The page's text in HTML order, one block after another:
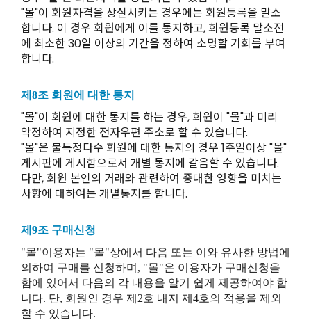
"몰"이 회원자격을 상실시키는 경우에는 회원등록을 말소
합니다. 이 경우 회원에게 이를 통지하고, 회원등록 말소전
에 최소한 30일 이상의 기간을 정하여 소명할 기회를 부여
합니다.
제8조 회원에 대한 통지
"몰"이 회원에 대한 통지를 하는 경우, 회원이 "몰"과 미리
약정하여 지정한 전자우편 주소로 할 수 있습니다.
"몰"은 불특정다수 회원에 대한 통지의 경우 1주일이상 "몰"
게시판에 게시함으로서 개별 통지에 갈음할 수 있습니다.
다만, 회원 본인의 거래와 관련하여 중대한 영향을 미치는
사항에 대하여는 개별통지를 합니다.
제9조 구매신청
"몰"이용자는 "몰"상에서 다음 또는 이와 유사한 방법에
의하여 구매를 신청하며, "몰"은 이용자가 구매신청을
함에 있어서 다음의 각 내용을 알기 쉽게 제공하여야 합
니다. 단, 회원인 경우 제2호 내지 제4호의 적용을 제외
할 수 있습니다.